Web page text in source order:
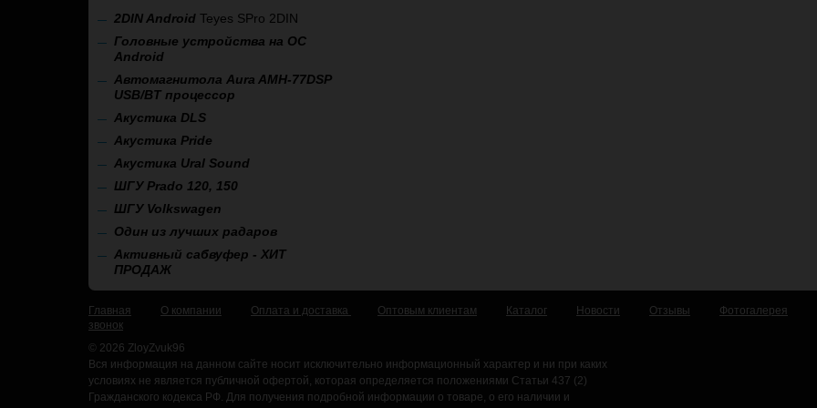
2DIN Android Teyes SPro 2DIN
Головные устройства на ОС
Android
Автомагнитола Aura AMH-77DSP
USB/BT процессор
Акустика DLS
Акустика Pride
Акустика Ural Sound
ШГУ Prado 120, 150
ШГУ Volkswagen
Один из лучших радаров
Активный сабвуфер - ХИТ
ПРОДАЖ
Главная О компании Оплата и доставка Оптовым клиентам Каталог Новости Отзывы Фотогалерея
звонок
© 2026 ZloyZvuk96
Вся информация на данном сайте носит исключительно информационный характер и ни при каких
условиях не является публичной офертой, которая определяется положениями Статьи 437 (2)
Гражданского кодекса РФ. Для получения подробной информации о товаре, о его наличии и